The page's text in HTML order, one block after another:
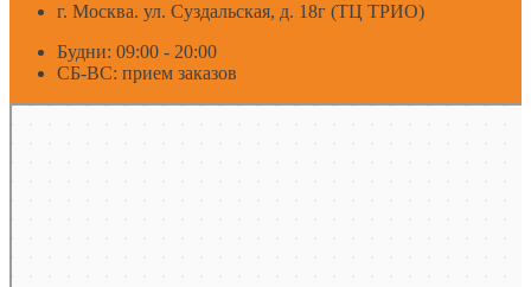
г. Москва. ул. Суздальская, д. 18г (ТЦ ТРИО)
Будни: 09:00 - 20:00
СБ-ВС: прием заказов